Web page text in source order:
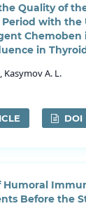
Quality of
with the
Chemoben
in
Kasymov A. L.
DOI
Humoral
Before the